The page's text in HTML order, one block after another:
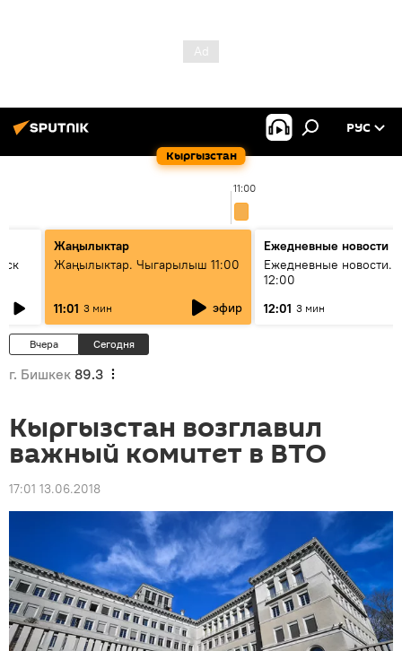
Кыргызстан
РУС
11:00
Жаңылыктар
Жаңылыктар. Чыгарылыш 11:00
11:01 3 мин эфир
Ежедневные новости
Ежедневные новости.
12:00
12:01 3 мин
Вчера Сегодня
г. Бишкек 89.3
Кыргызстан возглавил
важный комитет в ВТО
17:01 13.06.2018